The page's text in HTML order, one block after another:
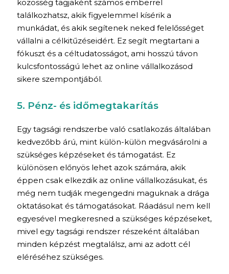
közösség tagjaként számos emberrel
találkozhatsz, akik figyelemmel kísérik a
munkádat, és akik segítenek neked felelősséget
vállalni a célkitűzéseidért. Ez segít megtartani a
fókuszt és a céltudatosságot, ami hosszú távon
kulcsfontosságú lehet az online vállalkozásod
sikere szempontjából.
5. Pénz- és időmegtakarítás
Egy tagsági rendszerbe való csatlakozás általában
kedvezőbb árú, mint külön-külön megvásárolni a
szükséges képzéseket és támogatást. Ez
különösen előnyös lehet azok számára, akik
éppen csak elkezdik az online vállalkozásukat, és
még nem tudják megengedni maguknak a drága
oktatásokat és támogatásokat. Ráadásul nem kell
egyesével megkeresned a szükséges képzéseket,
mivel egy tagsági rendszer részeként általában
minden képzést megtalálsz, ami az adott cél
eléréséhez szükséges.